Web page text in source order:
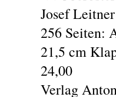
Josef
256 Seiten:
21,5 cm
24,00
Verlag